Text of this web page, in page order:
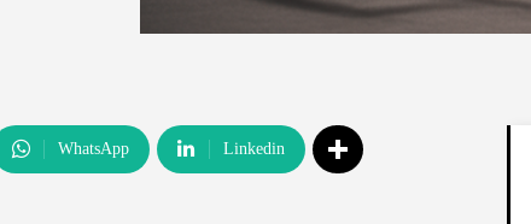
WhatsApp Linkedin